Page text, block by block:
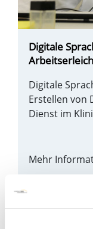
Digitale
Digitale
Erstellen von
Dienst im
Mehr